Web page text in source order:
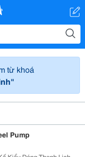
từ khoá
Pump